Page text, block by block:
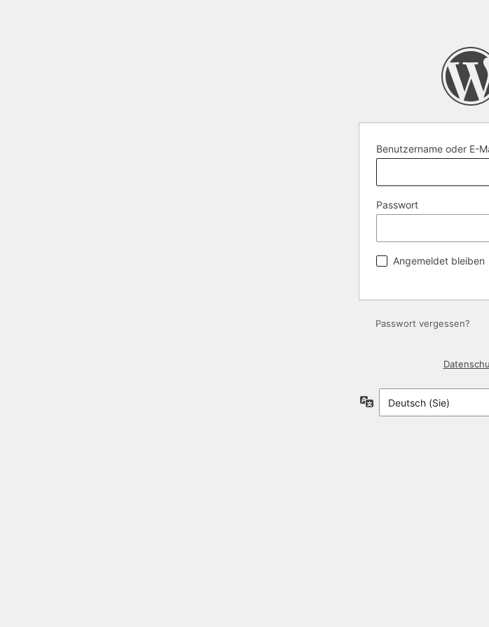
Benutzername oder E-
Passwort
Angemeldet bleiben
Passwort vergessen?
Sprache